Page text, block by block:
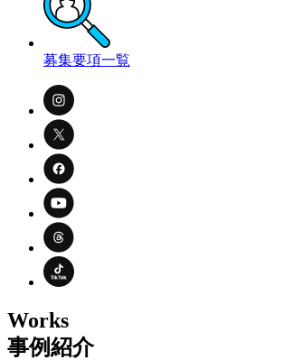
募集要項一覧
Works
事例紹介